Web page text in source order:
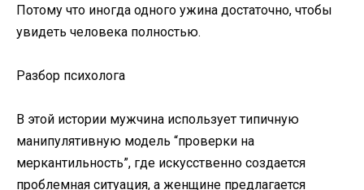
Потому что иногда одного ужина достаточно, чтобы
увидеть человека полностью.
Разбор психолога
В этой истории мужчина использует типичную
манипулятивную модель “проверки на
меркантильность”, где искусственно создается
проблемная ситуация, а женщине предлагается